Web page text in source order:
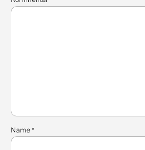
Name*